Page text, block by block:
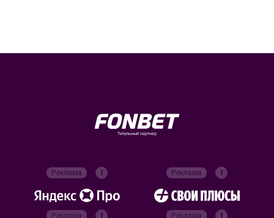
Титульный партнер
Реклама Реклама
Реклама Реклама